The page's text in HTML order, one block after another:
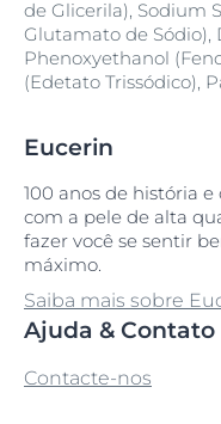
de Glicerila), Sodium
Glutamato de
Phenoxyethanol
(Edetato Trissódico),
Eucerin
100 anos de história
com a pele de alta
fazer você se sentir
máximo.
Saiba mais sobre
Ajuda & Contato
Contacte-nos